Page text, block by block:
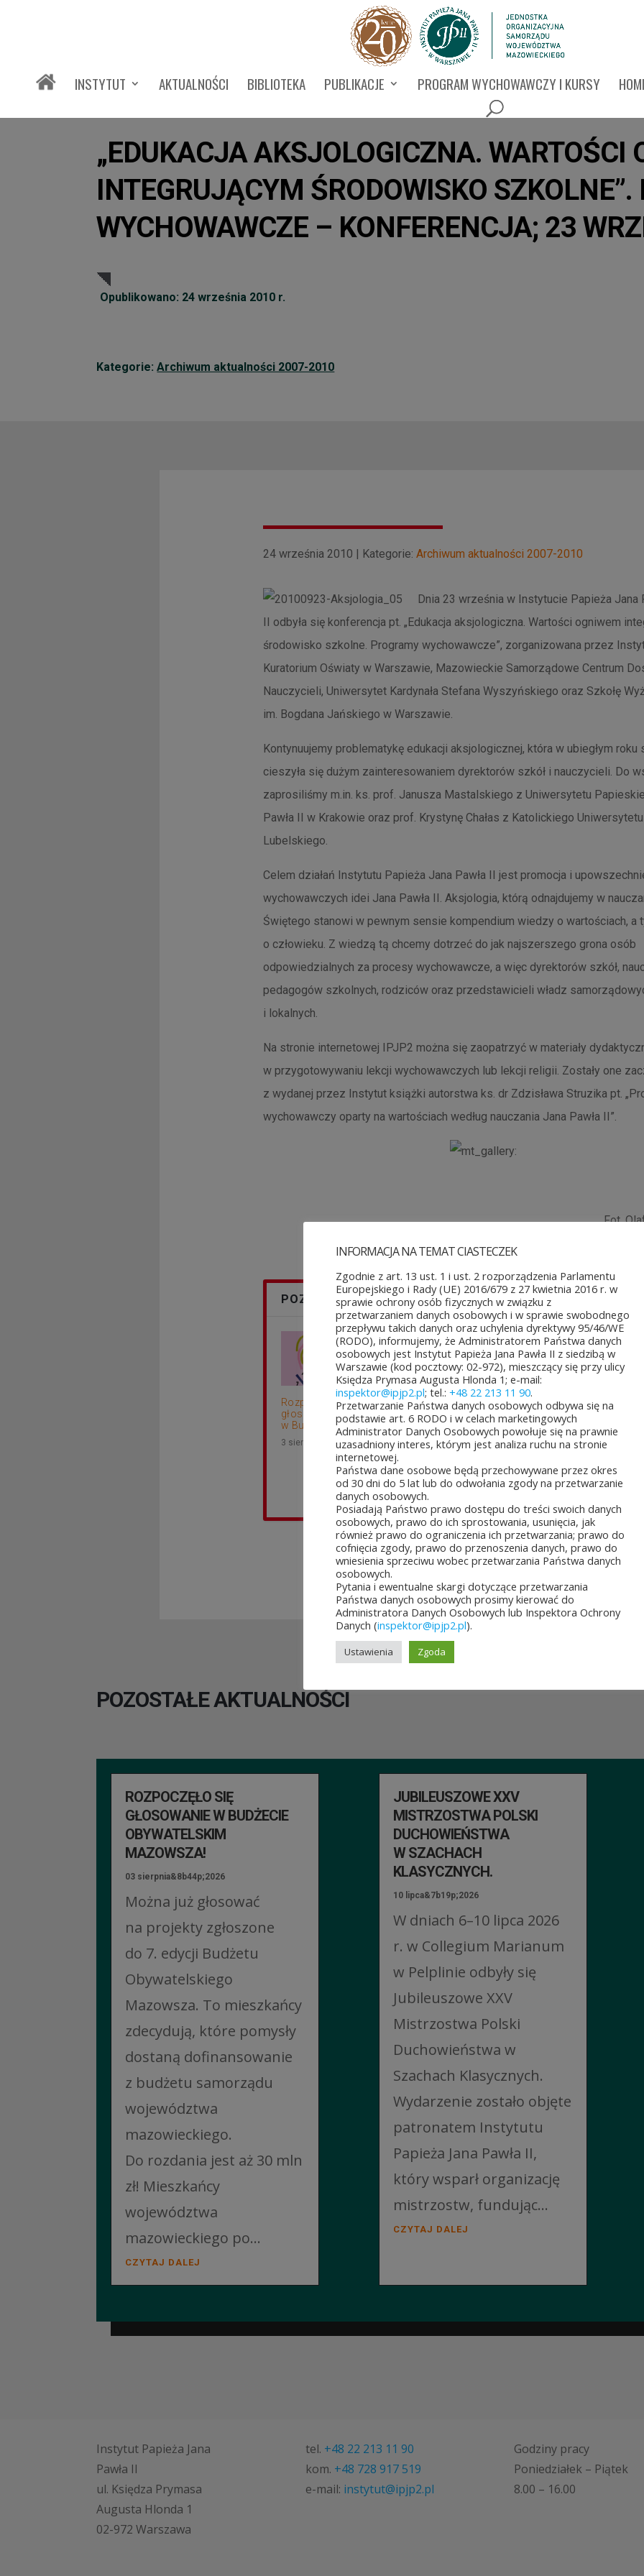
INSTYTUT AKTUALNOŚCI BIBLIOTEKA PUBLIKACJE PROGRAM WYCHOWAWCZY I KURSY
„EDUKACJA AKSJOLOGICZNA. WARTOŚCI
INTEGRUJĄCYM ŚRODOWISKO
WYCHOWAWCZE – KONFERENCJA; 23
Opublikowano: 24 września 2010 r.
Kategorie:Archiwum aktualności 2007-2010
24 września 2010 | Kategorie: Archiwum aktualności 2007-2010
Dnia 23 września w Instytucie Papieża Jana
II odbyła się konferencja pt. „Edukacja aksjologiczna. Wartości ogniwem
środowisko szkolne. Programy wychowawcze”, zorganizowana przez
Kuratorium Oświaty w Warszawie, Mazowieckie Samorządowe Centrum
Nauczycieli, Uniwersytet Kardynała Stefana Wyszyńskiego oraz Szkołę
im. Bogdana Jańskiego w Warszawie.
Kontynuujemy problematykę edukacji aksjologicznej, która w ubiegłym roku
cieszyła się dużym zainteresowaniem dyrektorów szkół i nauczycieli. Do
zaprosiliśmy m.in. ks. prof. Janusza Mastalskiego z Uniwersytetu
Pawła II w Krakowie oraz prof. Krystynę Chałas z Katolickiego Uniwersytetu
Lubelskiego.
Celem działań Instytutu Papieża Jana Pawła II jest promocja i
wychowawczych idei Jana Pawła II. Aksjologia, którą odnajdujemy w
Świętego stanowi w pewnym sensie kompendium wiedzy o wartościach, a
o człowieku. Z wiedzą tą chcemy dotrzeć do jak najszerszego grona osób
odpowiedzialnych za procesy wychowawcze, a więc dyrektorów szkół,
pedagogów szkolnych, rodziców oraz przedstawicieli władz
i lokalnych.
Na stronie internetowej IPJP2 można się zaopatrzyć w materiały
w przygotowywaniu lekcji wychowawczych lub lekcji religii. Zostały one
z wydanej przez Instytut książki autorstwa ks. dr Zdzisława Struzika pt.
wychowawczy oparty na wartościach według nauczania Jana Pawła II”.
Fot.
POZOSTAŁE AKTUALNOŚCI
Rozpoczęło się
głosowanie
w Budżeci...
3 sierpnia&8b44p;2026
Jubileuszowe XXV
Mistrzostwa
Polski Duch...
10 lipca&7b19p;2026
Konkurs
plastyczny
o Świętym Janie ...
27
czerwca&6b29p;2026
Nowość
papież...
POZOSTAŁE AKTUALNOŚCI
ROZPOCZĘŁO SIĘ
GŁOSOWANIE W BUDŻECIE
OBYWATELSKIM
MAZOWSZA!
03 sierpnia&8b44p;2026
Można już głosować
na projekty zgłoszone
do 7. edycji Budżetu
Obywatelskiego
Mazowsza. To mieszkańcy
zdecydują, które pomysły
dostaną dofinansowanie
z budżetu samorządu
województwa
mazowieckiego.
Do rozdania jest aż 30 mln
zł! Mieszkańcy
województwa
mazowieckiego po...
CZYTAJ DALEJ
JUBILEUSZOWE XXV
MISTRZOSTWA POLSKI
DUCHOWIEŃSTWA
W SZACHACH
KLASYCZNYCH.
10 lipca&7b19p;2026
W dniach 6–10 lipca 2026
r. w Collegium Marianum
w Pelplinie odbyły się
Jubileuszowe XXV
Mistrzostwa Polski
Duchowieństwa w
Szachach Klasycznych.
Wydarzenie zostało objęte
patronatem Instytutu
Papieża Jana Pawła II,
który wsparł organizację
mistrzostw, fundując...
CZYTAJ DALEJ
Instytut Papieża Jana
Pawła II
ul. Księdza Prymasa
Augusta Hlonda 1
02-972 Warszawa
tel. +48 22 213 11 90
kom. +48 728 917 519
e-mail: instytut@ipjp2.pl
Godziny pracy
Poniedziałek – Piątek
8.00 – 16.00
INFORMACJA NA TEMAT CIASTECZEK
Zgodnie z art. 13 ust. 1 i ust. 2 rozporządzenia Parlamentu
Europejskiego i Rady (UE) 2016/679 z 27 kwietnia 2016 r. w
sprawie ochrony osób fizycznych w związku z
przetwarzaniem danych osobowych i w sprawie swobodnego
przepływu takich danych oraz uchylenia dyrektywy 95/46/WE
(RODO), informujemy, że Administratorem Państwa danych
osobowych jest Instytut Papieża Jana Pawła II z siedzibą w
Warszawie (kod pocztowy: 02-972), mieszczący się przy ulicy
Księdza Prymasa Augusta Hlonda 1; e-mail:
inspektor@ipjp2.pl; tel.: +48 22 213 11 90.
Przetwarzanie Państwa danych osobowych odbywa się na
podstawie art. 6 RODO i w celach marketingowych
Administrator Danych Osobowych powołuje się na prawnie
uzasadniony interes, którym jest analiza ruchu na stronie
internetowej.
Państwa dane osobowe będą przechowywane przez okres
od 30 dni do 5 lat lub do odwołania zgody na przetwarzanie
danych osobowych.
Posiadają Państwo prawo dostępu do treści swoich danych
osobowych, prawo do ich sprostowania, usunięcia, jak
również prawo do ograniczenia ich przetwarzania; prawo do
cofnięcia zgody, prawo do przenoszenia danych, prawo do
wniesienia sprzeciwu wobec przetwarzania Państwa danych
osobowych.
Pytania i ewentualne skargi dotyczące przetwarzania
Państwa danych osobowych prosimy kierować do
Administratora Danych Osobowych lub Inspektora Ochrony
Danych (inspektor@ipjp2.pl).
Ustawienia Zgoda